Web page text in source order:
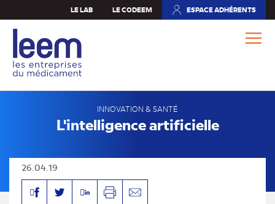
au
contenu
principal
LE LAB LE CODEEM ESPACE ADHÉRENTS
(NOUVEL
INNOVATION & SANTÉ
L'intelligence artificielle
26.04.19
FacebookTwitterLinkedinImprimerEnvoyer